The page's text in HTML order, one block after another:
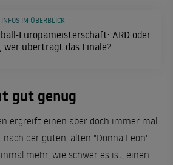
Europameisterschaft: ARD oder
wer überträgt das Finale?
IM ÜBERBLICK
gut genug
ergreift einen aber doch immer mal
der guten, alten "Donna Leon"-
mehr, wie schwer es ist, einen